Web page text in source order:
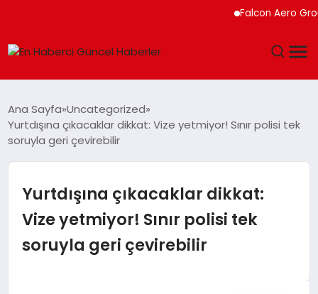
Falcon Aero Group,
SPOR
MAGAZIN
Ana Sayfa Uncategorized
Yurtdışına çıkacaklar dikkat: Vize yetmiyor! Sınır polisi tek
soruyla geri çevirebilir
Yurtdışına çıkacaklar dikkat:
Vize yetmiyor! Sınır polisi tek
soruyla geri çevirebilir